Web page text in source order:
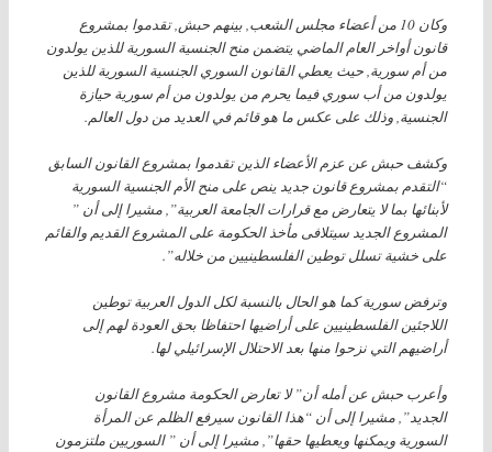
وكان 10 من أعضاء مجلس الشعب, بينهم حبش, تقدموا بمشروع
قانون أواخر العام الماضي يتضمن منح الجنسية السورية للذين يولدون
من أم سورية, حيث يعطي القانون السوري الجنسية السورية للذين
يولدون من أب سوري فيما يحرم من يولدون من أم سورية حيازة
الجنسية, وذلك على عكس ما هو قائم في العديد من دول العالم.
وكشف حبش عن عزم الأعضاء الذين تقدموا بمشروع القانون السابق
“التقدم بمشروع قانون جديد ينص على منح الأم الجنسية السورية
لأبنائها بما لا يتعارض مع قرارات الجامعة العربية”, مشيرا إلى أن ”
المشروع الجديد سيتلافى مأخذ الحكومة على المشروع القديم والقائم
على خشية تسلل توطين الفلسطينيين من خلاله”.
وترفض سورية كما هو الحال بالنسبة لكل الدول العربية توطين
اللاجئين الفلسطينيين على أراضيها احتفاظا بحق العودة لهم إلى
أراضيهم التي نزحوا منها بعد الاحتلال الإسرائيلي لها.
وأعرب حبش عن أمله أن” لا تعارض الحكومة مشروع القانون
الجديد”, مشيرا إلى أن “هذا القانون سيرفع الظلم عن المرأة
السورية ويمكنها ويعطيها حقها”, مشيرا إلى أن ” السوريين ملتزمون